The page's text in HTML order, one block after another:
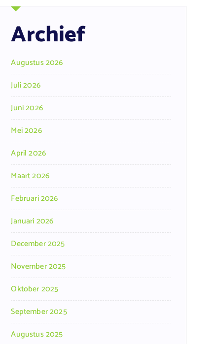
Archief
Augustus 2026
Juli 2026
Juni 2026
Mei 2026
April 2026
Maart 2026
Februari 2026
Januari 2026
December 2025
November 2025
Oktober 2025
September 2025
Augustus 2025